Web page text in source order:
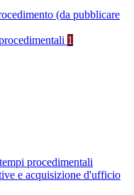
(da pubblicare
1
procedimentali
e acquisizione d'ufficio